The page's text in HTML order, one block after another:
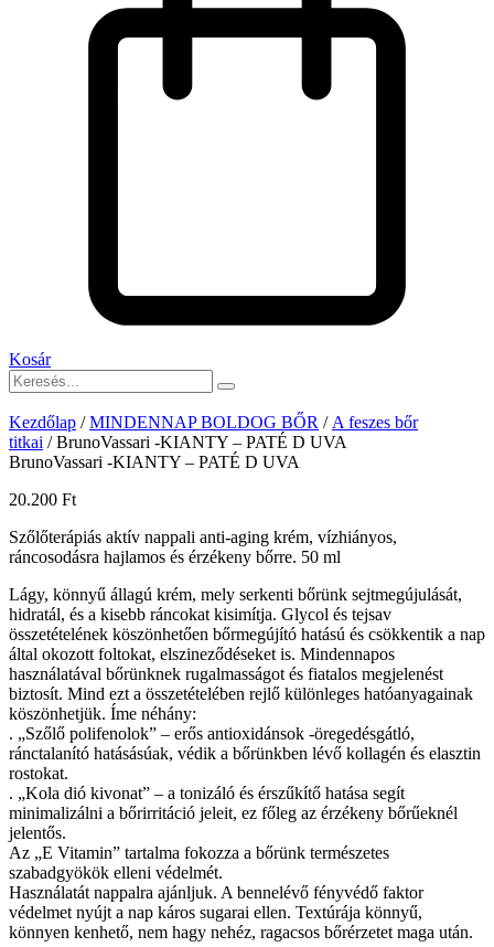
Kosár
Kezdőlap /MINDENNAP BOLDOG BŐR / A feszes bőr
titkai / BrunoVassari -KIANTY – PATÉ D UVA
BrunoVassari -KIANTY – PATÉ D UVA
20.200 Ft
Szőlőterápiás aktív nappali anti-aging krém, vízhiányos,
ráncosodásra hajlamos és érzékeny bőrre. 50 ml
Lágy, könnyű állagú krém, mely serkenti bőrünk sejtmegújulását,
hidratál, és a kisebb ráncokat kisimítja. Glycol és tejsav
összetételének köszönhetően bőrmegújító hatású és csökkentik a nap
által okozott foltokat, elszineződéseket is. Mindennapos
használatával bőrünknek rugalmasságot és fiatalos megjelenést
biztosít. Mind ezt a összetételében rejlő különleges hatóanyagainak
köszönhetjük. Íme néhány:
. „Szőlő polifenolok” – erős antioxidánsok -öregedésgátló,
ránctalanító hatásásúak, védik a bőrünkben lévő kollagén és elasztin
rostokat.
. „Kola dió kivonat” – a tonizáló és érszűkítő hatása segít
minimalizálni a bőrirritáció jeleit, ez főleg az érzékeny bőrűeknél
jelentős.
Az „E Vitamin” tartalma fokozza a bőrünk természetes
szabadgyökök elleni védelmét.
Használatát nappalra ajánljuk. A bennelévő fényvédő faktor
védelmet nyújt a nap káros sugarai ellen. Textúrája könnyű,
könnyen kenhető, nem hagy nehéz, ragacsos bőrérzetet maga után.